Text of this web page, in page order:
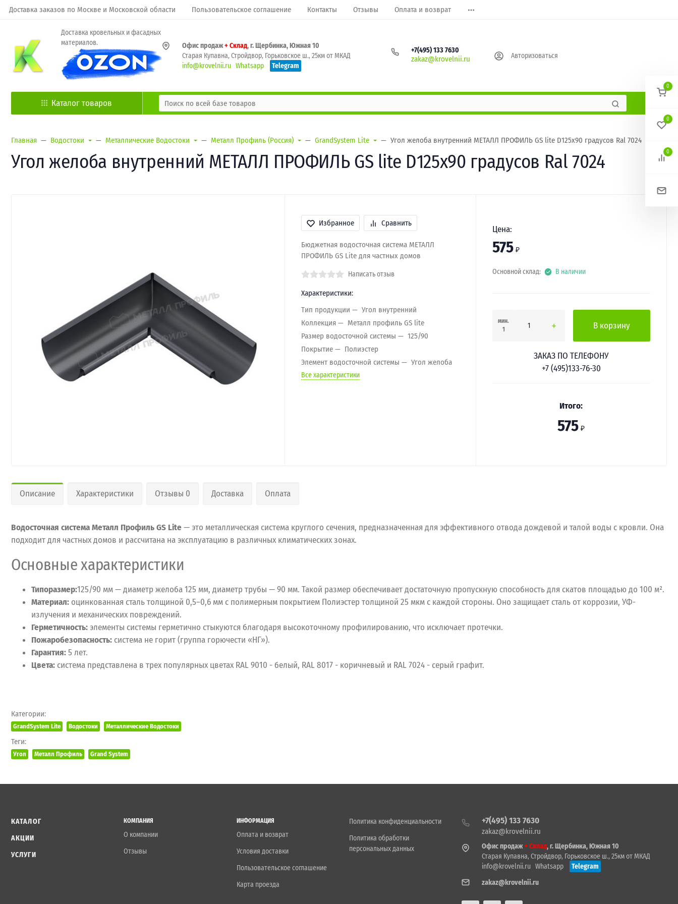
Доставка заказов по Москве и Московской области Пользовательское соглашение Контакты Отзывы Оплата и возврат
Доставка кровельных и фасадных
материалов.
Офис продаж+ Склад, г. Щербинка, Южная 10
Старая Купавна, Стройдвор, Горьковское ш., 25км от МКАД
info@krovelnii.ru Whatsapp Telegram
+7(495) 133 7630
zakaz@krovelnii.ru Авторизоваться
Каталог товаров
Главная Водостоки Металлические Водостоки Металл Профиль (Россия) GrandSystem Lite Угол желоба внутренний МЕТАЛЛ ПРОФИЛЬ GS lite D125х90 градусов Ral 7024
Угол желоба внутренний МЕТАЛЛ ПРОФИЛЬ GS lite D125х90 градусов Ral 7024
Избранное Сравнить
Бюджетная водосточная система МЕТАЛЛ
ПРОФИЛЬ GS Lite для частных домов
Написать отзыв
Характеристики:
Тип продукции
Угол внутренний
Коллекция
Металл профиль GS lite
Размер водосточной системы
125/90
Покрытие
Полиэстер
Элемент водосточной системы
Угол желоба
Все характеристики
Цена:
575 ₽
Основной склад: В наличии
мин.
1
В корзину
ЗАКАЗ ПО ТЕЛЕФОНУ
+7 (495)133-76-30
Итого:
575 ₽
Описание Характеристики Отзывы 0 Доставка Оплата
Водосточная система Металл Профиль GS Lite— это металлическая система круглого сечения, предназначенная для эффективного отвода дождевой и талой воды с кровли. Она
подходит для частных домов и рассчитана на эксплуатацию в различных климатических зонах.
Основные характеристики
Типоразмер:125/90 мм — диаметр желоба 125 мм, диаметр трубы — 90 мм. Такой размер обеспечивает достаточную пропускную способность для скатов площадью до 100 м².
Материал: оцинкованная сталь толщиной 0,5–0,6 мм с полимерным покрытием Полиэстер толщиной 25 мкм с каждой стороны. Оно защищает сталь от коррозии, УФ-
излучения и механических повреждений.
Герметичность: элементы системы герметично стыкуются благодаря высокоточному профилированию, что исключает протечки.
Пожаробезопасность: система не горит (группа горючести «НГ»).
Гарантия:5 лет.
Цвета: система представлена в трех популярных цветах RAL 9010 - белый, RAL 8017 - коричневый и RAL 7024 - серый графит.
Категории:
GrandSystem Lite Водостоки Металлические Водостоки
Теги:
Угол Металл Профиль Grand System
КАТАЛОГ
АКЦИИ
УСЛУГИ
КОМПАНИЯ
О компании
Отзывы
ИНФОРМАЦИЯ
Оплата и возврат
Условия доставки
Пользовательское соглашение
Карта проезда
Политика конфиденциальности
Политика обработки
персональных данных
+7(495) 133 7630
zakaz@krovelnii.ru
Офис продаж+ Склад, г. Щербинка, Южная 10
Старая Купавна, Стройдвор, Горьковское ш., 25км от МКАД
info@krovelnii.ru
Whatsapp
Telegram
zakaz@krovelnii.ru
0
0
0